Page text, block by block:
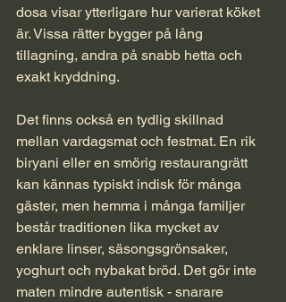
dosa visar ytterligare hur varierat köket
är. Vissa rätter bygger på lång
tillagning, andra på snabb hetta och
exakt kryddning.
Det finns också en tydlig skillnad
mellan vardagsmat och festmat. En rik
biryani eller en smörig restaurangrätt
kan kännas typiskt indisk för många
gäster, men hemma i många familjer
består traditionen lika mycket av
enklare linser, säsongsgrönsaker,
yoghurt och nybakat bröd. Det gör inte
maten mindre autentisk - snarare